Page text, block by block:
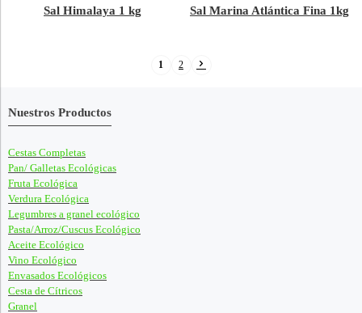
Sal Himalaya 1 kg Sal Marina Atlántica Fina 1kg
1 2
Nuestros Productos
Cestas Completas
Pan/ Galletas Ecológicas
Fruta Ecológica
Verdura Ecológica
Legumbres a granel ecológico
Pasta/Arroz/Cuscus Ecológico
Aceite Ecológico
Vino Ecológico
Envasados Ecológicos
Cesta de Cítricos
Granel